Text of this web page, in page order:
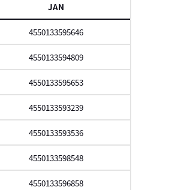
JAN
4550133595646
4550133594809
4550133595653
4550133593239
4550133593536
4550133598548
4550133596858